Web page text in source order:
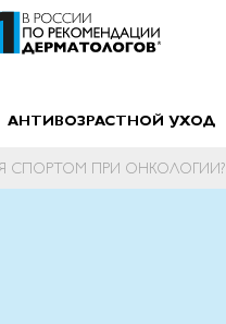
АНТИВОЗРАСТНОЙ УХОД
СПОРТОМ ПРИ ОНКОЛОГИИ?